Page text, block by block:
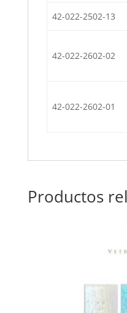
42-022-2502-13
42-022-2602-02
42-022-2602-01
Productos